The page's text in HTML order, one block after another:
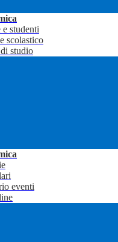
studenti
scolastico
studio
eventi